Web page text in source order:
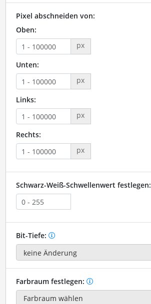
Pixel abschneiden von:
Oben:
px
Unten:
px
Links:
px
Rechts:
px
Schwarz-Weiß-Schwellenwert festlegen:
Bit-Tiefe:
Farbraum festlegen: